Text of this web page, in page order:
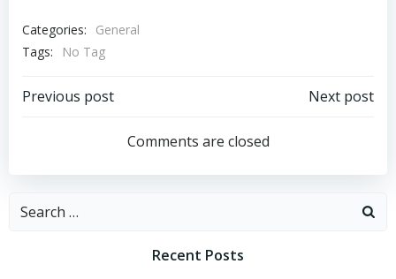
Categories:
General
Tags:
No Tag
Post
navigation
Previous post
navigation
Next post
Comments are closed
Search
Recent Posts